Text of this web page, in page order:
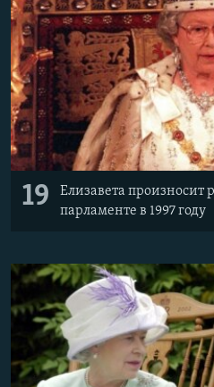
19
Елизавета произносит
парламенте в 1997 году